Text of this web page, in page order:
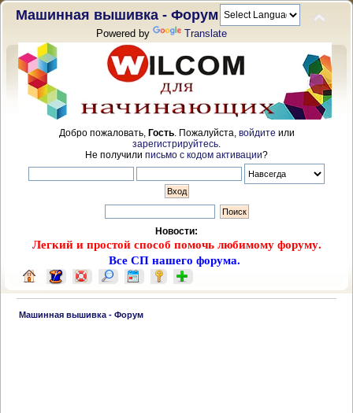
Машинная вышивка - Форум
Powered by Translate
Добро пожаловать, Гость. Пожалуйста, войдите или
зарегистрируйтесь
Не получили письмо с кодом активации?
Новости:
Легкий и простой способ помочь любимому форуму.
Все СП нашего форума.
Машинная вышивка - Форум